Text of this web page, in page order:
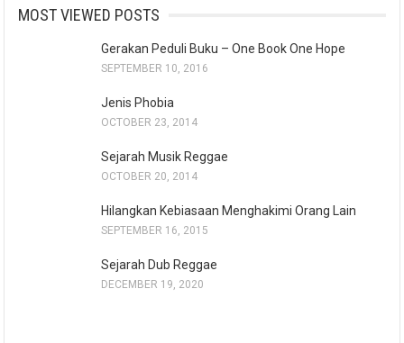
MOST VIEWED POSTS
Gerakan Peduli Buku – One Book One Hope
SEPTEMBER 10, 2016
Jenis Phobia
OCTOBER 23, 2014
Sejarah Musik Reggae
OCTOBER 20, 2014
Hilangkan Kebiasaan Menghakimi Orang Lain
SEPTEMBER 16, 2015
Sejarah Dub Reggae
DECEMBER 19, 2020